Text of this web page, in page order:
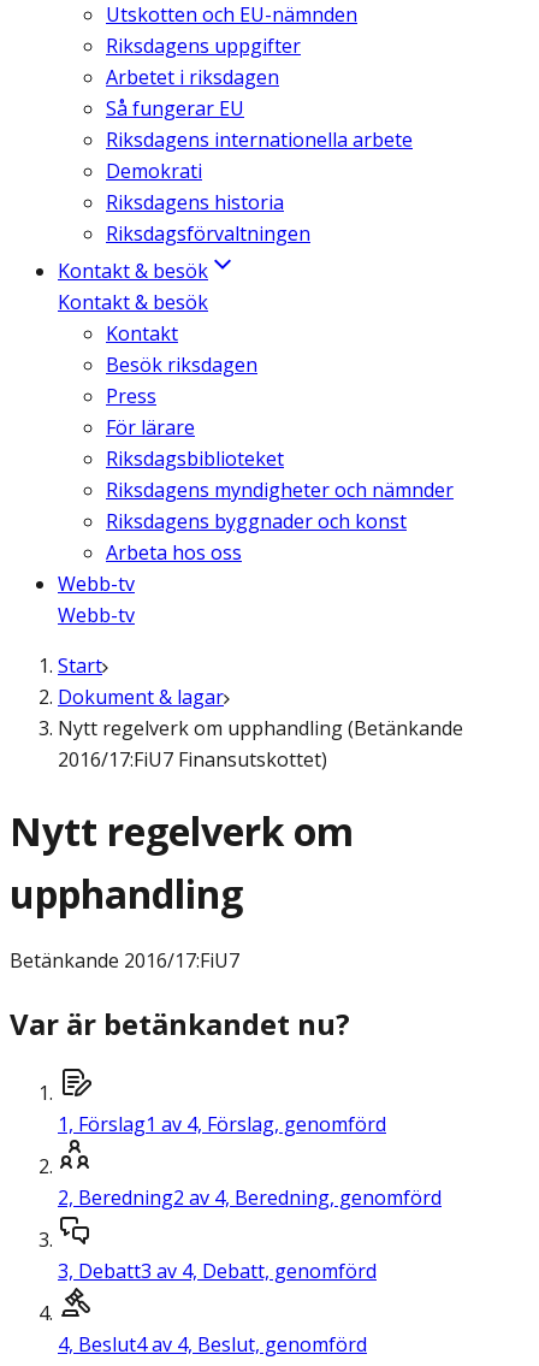
Utskotten och EU-nämnden
Riksdagens uppgifter
Arbetet i riksdagen
Så fungerar EU
Riksdagens internationella arbete
Demokrati
Riksdagens historia
Riksdagsförvaltningen
Kontakt & besök
Kontakt & besök
Kontakt
Besök riksdagen
Press
För lärare
Riksdagsbiblioteket
Riksdagens myndigheter och nämnder
Riksdagens byggnader och konst
Arbeta hos oss
Webb-tv
Webb-tv
Start
Dokument & lagar
Nytt regelverk om upphandling (Betänkande
2016/17:FiU7 Finansutskottet)
Nytt regelverk om
upphandling
Betänkande 2016/17:FiU7
Var är betänkandet nu?
1, Förslag1 av 4, Förslag, genomförd
2, Beredning2 av 4, Beredning, genomförd
3, Debatt3 av 4, Debatt, genomförd
4, Beslut4 av 4, Beslut, genomförd